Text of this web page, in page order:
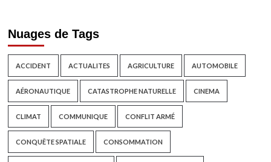
Nuages de Tags
ACCIDENT ACTUALITES AGRICULTURE AUTOMOBILE
AÉRONAUTIQUE CATASTROPHE NATURELLE CINEMA
CLIMAT COMMUNIQUE CONFLIT ARMÉ
CONQUÊTE SPATIALE CONSOMMATION